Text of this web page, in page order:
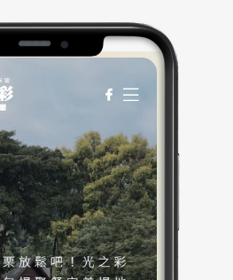
的 SEO 與導流架構。